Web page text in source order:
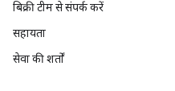
बिक्री टीम से संपर्क करें
सहायता
सेवा की शर्तों